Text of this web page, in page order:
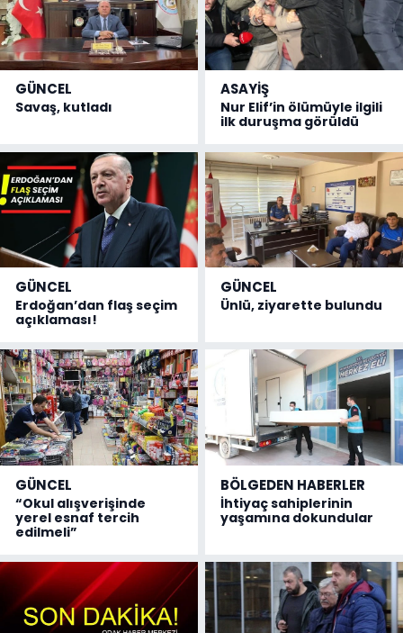
GÜNCEL
Savaş, kutladı
ASAYİŞ
Nur Elif’in ölümüyle ilgili
ilk duruşma görüldü
GÜNCEL
Erdoğan’dan flaş seçim
açıklaması!
GÜNCEL
Ünlü, ziyarette bulundu
GÜNCEL
“Okul alışverişinde
yerel esnaf tercih
edilmeli”
BÖLGEDEN HABERLER
İhtiyaç sahiplerinin
yaşamına dokundular